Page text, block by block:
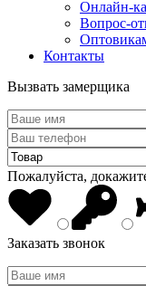
Онлайн-
Вопрос-
Контакты
Вызвать замерщика
Пожалуйста,
Заказать звонок